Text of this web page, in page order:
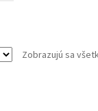
Zobrazujú sa